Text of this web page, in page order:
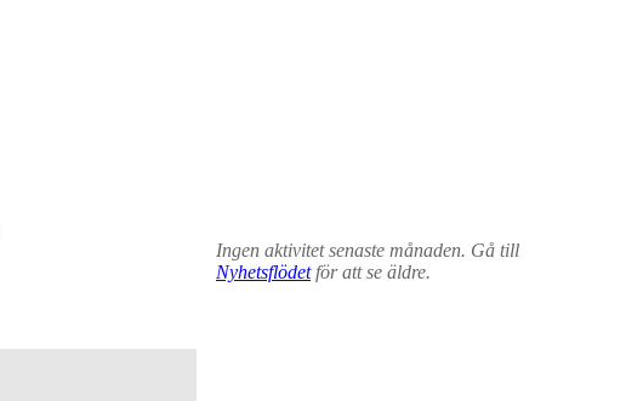
Ingen aktivitet senaste månaden. Gå till
Nyhetsflödetför att se äldre.